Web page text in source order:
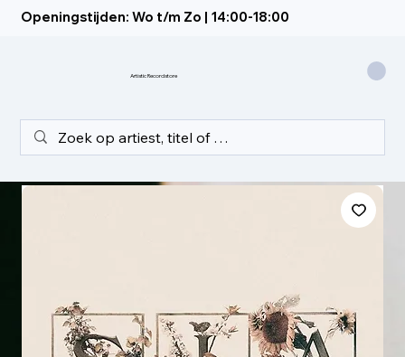
Openingstijden: Wo t/m Zo | 14:00-18:00
Artistic Recordstore